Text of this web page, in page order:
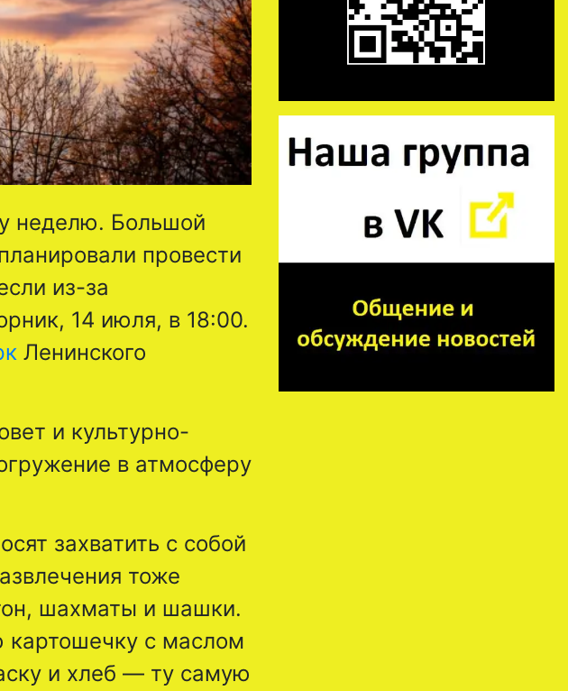
неделю. Большой
провести
из-за
14 июля, в 18:00.
Ленинского
и культурно-
в атмосферу
захватить с собой
тоже
шахматы и шашки.
картошечку с маслом
и хлеб — ту самую